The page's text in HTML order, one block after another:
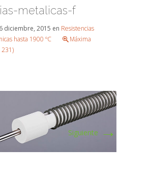
metalicas-f
6 diciembre, 2015 en Resistencias
hasta 1900 ºC
Máxima
231)
Siguiente →